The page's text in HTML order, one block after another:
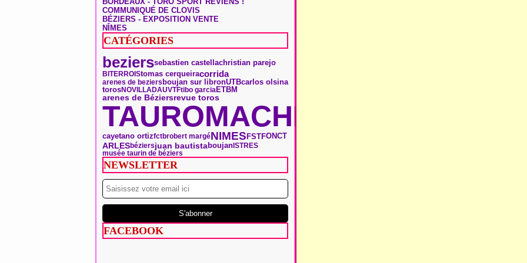
COMMUNIQUÉ DE CLOVIS
BÉZIERS - EXPOSITION VENTE
NÎMES
CATÉGORIES
bezierssebastien castellachristian parejo
BITERROIStomas cerqueiracorrida
arenes de beziers boujan sur libronUTBcarlos olsina
torosNOVILLADAUVTFtibo garcia ETBM
arenes de Béziersrevue toros
TAUROMACHIE
cayetano ortizfctbrobert margéNIMESFSTFONCT
ARLESbéziersjuan bautistaboujan ISTRES
musée taurin de béziers
NEWSLETTER
FACEBOOK